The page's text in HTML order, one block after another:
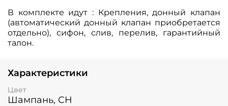
В комплекте идут : Крепления, донный клапан
(автоматический донный клапан приобретается
отдельно), сифон, слив, перелив, гарантийный
талон.
Характеристики
Цвет
Шампань, CH